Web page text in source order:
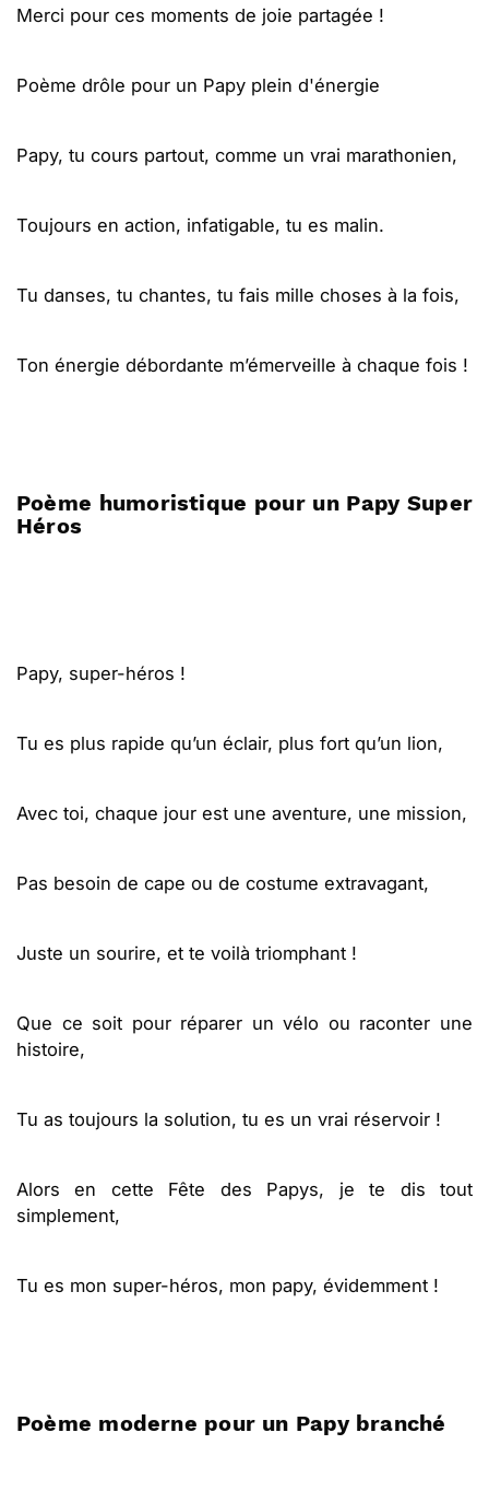
Merci pour ces moments de joie partagée !
Poème drôle pour un Papy plein d'énergie
Papy, tu cours partout, comme un vrai marathonien,
Toujours en action, infatigable, tu es malin.
Tu danses, tu chantes, tu fais mille choses à la fois,
Ton énergie débordante m’émerveille à chaque fois !
Poème humoristique pour un Papy Super
Héros
Papy, super-héros !
Tu es plus rapide qu’un éclair, plus fort qu’un lion,
Avec toi, chaque jour est une aventure, une mission,
Pas besoin de cape ou de costume extravagant,
Juste un sourire, et te voilà triomphant !
Que ce soit pour réparer un vélo ou raconter une
histoire,
Tu as toujours la solution, tu es un vrai réservoir !
Alors en cette Fête des Papys, je te dis tout
simplement,
Tu es mon super-héros, mon papy, évidemment !
Poème moderne pour un Papy branché